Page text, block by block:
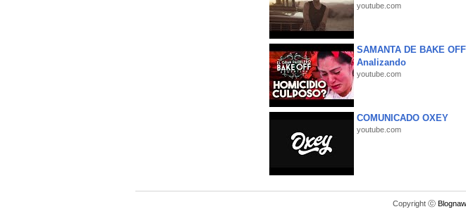
youtube.com
SAMANTA DE BAKE
Analizando
youtube.com
COMUNICADO OXEY
youtube.com
Copyright ⓒ